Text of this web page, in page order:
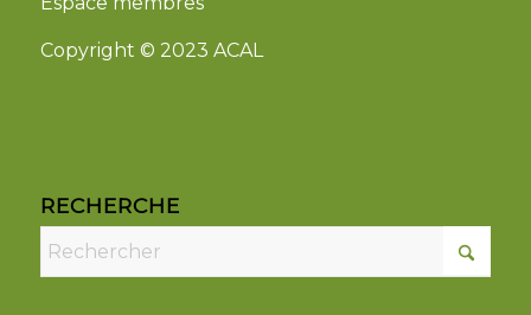
Copyright © 2023 ACAL
RECHERCHE